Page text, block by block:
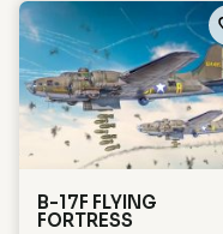
B-17F FLYING
FORTRESS